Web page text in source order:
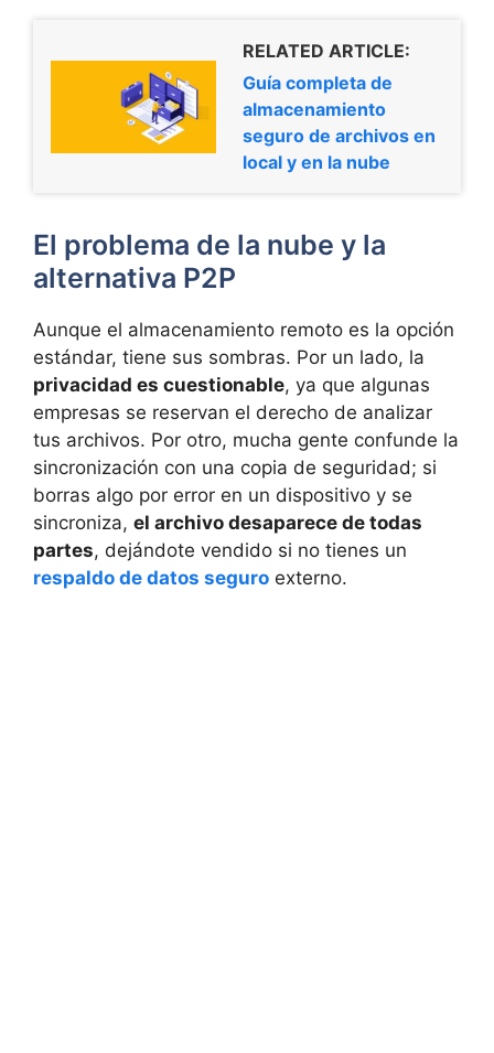
RELATED ARTICLE:
Guía completa de
almacenamiento
seguro de archivos en
local y en la nube
El problema de la nube y la
alternativa P2P
Aunque el almacenamiento remoto es la opción
estándar, tiene sus sombras. Por un lado, la
privacidad es cuestionable, ya que algunas
empresas se reservan el derecho de analizar
tus archivos. Por otro, mucha gente confunde la
sincronización con una copia de seguridad; si
borras algo por error en un dispositivo y se
sincroniza, el archivo desaparece de todas
partes, dejándote vendido si no tienes un
respaldo de datos seguro externo.